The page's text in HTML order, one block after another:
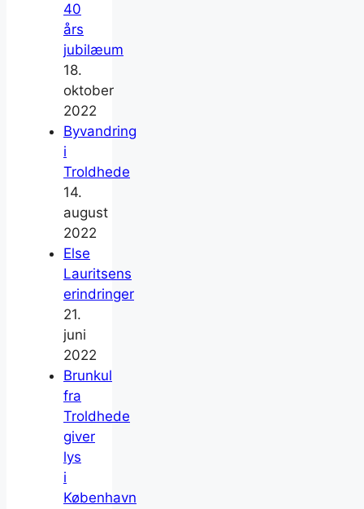
40
års
jubilæum
18.
oktober
2022
Byvandring
i
Troldhede
14.
august
2022
Else
Lauritsens
erindringer
21.
juni
2022
Brunkul
fra
Troldhede
giver
lys
i
København